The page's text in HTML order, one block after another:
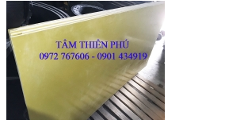
Tấm mút eva xanh dương 5mm